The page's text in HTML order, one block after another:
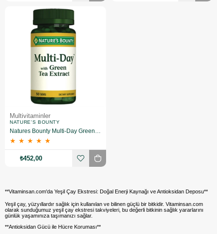
Multivitaminler
NATURE'S BOUNTY
Natures Bounty Multi-Day Green Tea Extract Takviye Edici Gıda 50 Tablet
★ ★ ★ ★ ★
₺452,00
**Vitaminsan.com'da Yeşil Çay Ekstresi: Doğal Enerji Kaynağı ve Antioksidan Deposu**
Yeşil çay, yüzyıllardır sağlık için kullanılan ve bilinen güçlü bir bitkidir. Vitaminsan.com
olarak sunduğumuz yeşil çay ekstresi takviyeleri, bu değerli bitkinin sağlık yararlarını
günlük yaşamınıza taşımanızı sağlar.
**Antioksidan Gücü ile Hücre Koruması**